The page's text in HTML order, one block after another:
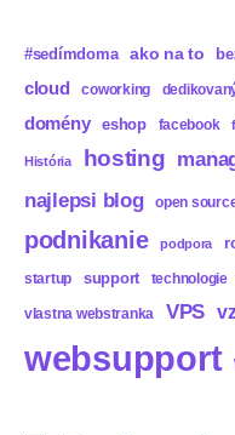
#sedímdoma ako na to
cloud coworking
domény eshop facebook
História hosting
najlepsi blog open
podnikanie podpora
startup support technologie
vlastna webstranka VPS
websupport